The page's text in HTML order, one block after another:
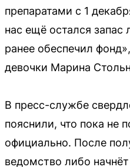
препаратами с 1
нас ещё остался запас
ранее обеспечил
девочки Марина
В пресс-службе
пояснили, что пока не
официально. После
ведомство либо